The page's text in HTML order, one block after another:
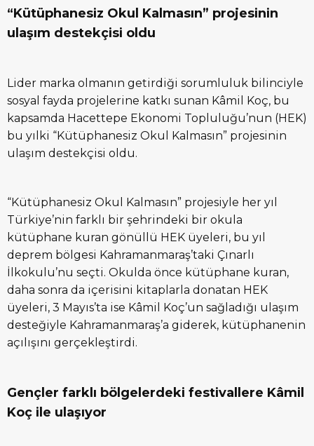
“Kütüphanesiz Okul Kalmasın” projesinin
ulaşım destekçisi oldu
Lider marka olmanın getirdiği sorumluluk bilinciyle
sosyal fayda projelerine katkı sunan Kâmil Koç, bu
kapsamda Hacettepe Ekonomi Topluluğu’nun (HEK)
bu yılki “Kütüphanesiz Okul Kalmasın” projesinin
ulaşım destekçisi oldu.
“Kütüphanesiz Okul Kalmasın” projesiyle her yıl
Türkiye’nin farklı bir şehrindeki bir okula
kütüphane kuran gönüllü HEK üyeleri, bu yıl
deprem bölgesi Kahramanmaraş’taki Çınarlı
İlkokulu’nu seçti. Okulda önce kütüphane kuran,
daha sonra da içerisini kitaplarla donatan HEK
üyeleri, 3 Mayıs’ta ise Kâmil Koç’un sağladığı ulaşım
desteğiyle Kahramanmaraş’a giderek, kütüphanenin
açılışını gerçekleştirdi.
Gençler farklı bölgelerdeki festivallere Kâmil
Koç ile ulaşıyor